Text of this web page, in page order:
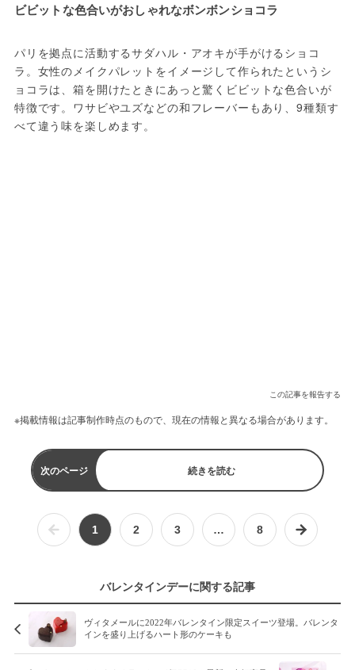
ビビットな色合いがおしゃれなボンボンショコラ
パリを拠点に活動するサダハル・アオキが手がけるショコ
ラ。女性のメイクパレットをイメージして作られたというシ
ョコラは、箱を開けたときにあっと驚くビビットな色合いが
特徴です。ワサビやユズなどの和フレーバーもあり、9種類す
べて違う味を楽しめます。
この記事を報告する
※掲載情報は記事制作時点のもので、現在の情報と異なる場合があります。
次のページ 続きを読む
1 2 3 … 8
バレンタインデーに関する記事
ヴィタメールに2022年バレンタイン限定スイーツ登場。バレンタ
インを盛り上げるハート形のケーキも